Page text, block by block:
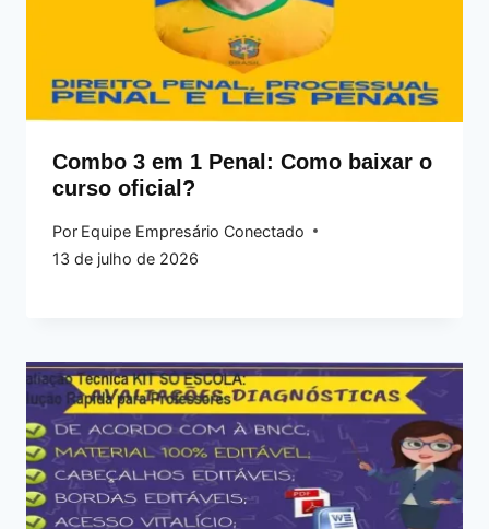
Combo 3 em 1 Penal: Como baixar o
curso oficial?
Por Equipe Empresário Conectado
13 de julho de 2026